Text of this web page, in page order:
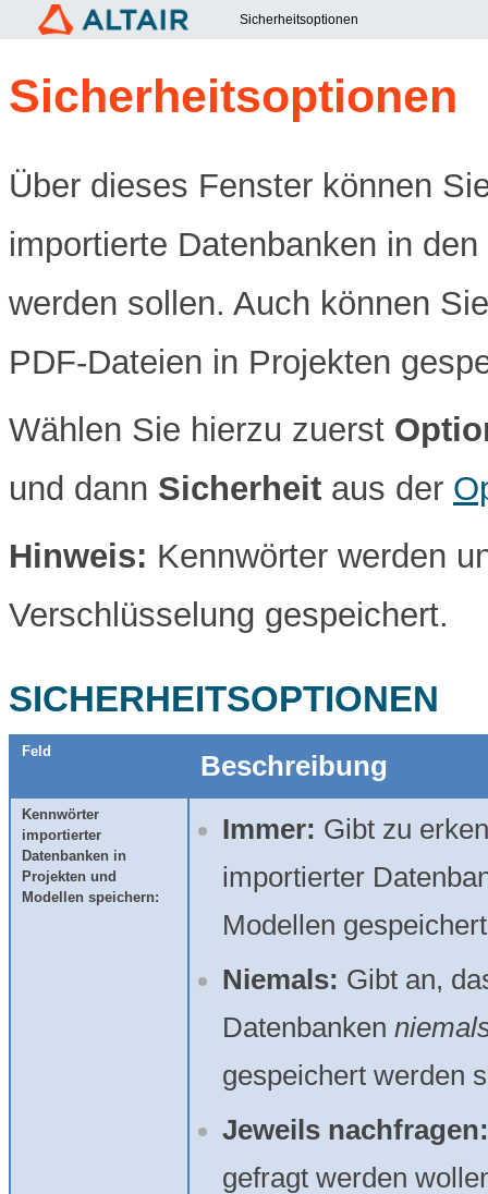
Sicherheitsoptionen
Sicherheitsoptionen
Über dieses Fenster können
importierte Datenbanken in
werden sollen. Auch können
PDF-Dateien in Projekten
Wählen Sie hierzu zuerst
und dann Sicherheit aus der
Hinweis: Kennwörter werden
Verschlüsselung gespeichert.
SICHERHEITSOPTIONEN
Feld Beschreibung
Kennwörter
importierter
Datenbanken in
Projekten und
Modellen speichern:
Immer: Gibt zu
importierter
Modellen
Niemals: Gibt an,
Datenbanken
gespeichert werden
Jeweils nachfragen:
gefragt werden